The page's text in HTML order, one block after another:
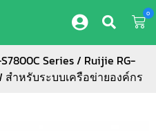
0
Series/ Ruijie RG-
สำหรับระบบเครือข่ายองค์กร